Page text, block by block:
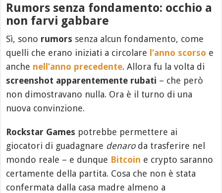
Rumors senza fondamento: occhio a
non farvi gabbare
Sì, sono rumors senza alcun fondamento, come
quelli che erano iniziati a circolare l’anno scorso e
anche nell’anno precedente. Allora fu la volta di
screenshot apparentemente rubati – che però
non dimostravano nulla. Ora è il turno di una
nuova convinzione.
Rockstar Games potrebbe permettere ai
giocatori di guadagnare denaroda trasferire nel
mondo reale – e dunque Bitcoin e crypto saranno
certamente della partita. Cosa che non è stata
confermata dalla casa madre almeno a